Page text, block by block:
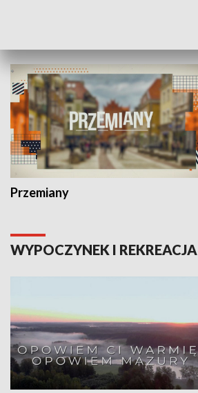
Przemiany
WYPOCZYNEK I REKREACJA